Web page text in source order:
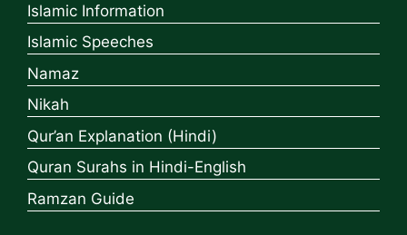
Islamic Information
Islamic Speeches
Namaz
Nikah
Qur’an Explanation (Hindi)
Quran Surahs in Hindi-English
Ramzan Guide